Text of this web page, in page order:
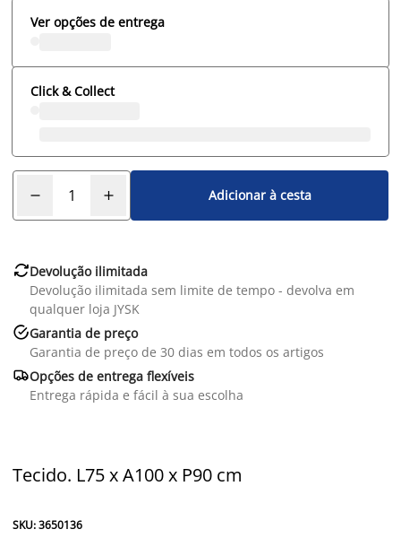
Ver opções de entrega
Click & Collect
Adicionar à cesta
Devolução ilimitada
Devolução ilimitada sem limite de tempo - devolva em
qualquer loja JYSK
Garantia de preço
Garantia de preço de 30 dias em todos os artigos
Opções de entrega flexíveis
Entrega rápida e fácil à sua escolha
Tecido. L75 x A100 x P90 cm
SKU: 3650136